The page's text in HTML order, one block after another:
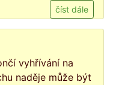
číst dále
vyhřívání na
naděje může být